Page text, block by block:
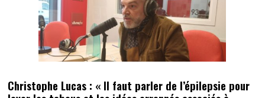
Christophe Lucas : « Il faut parler de l’épilepsie pour